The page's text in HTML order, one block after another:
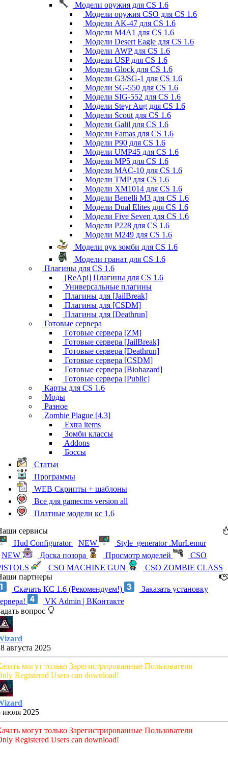
Модели оружия для CS 1.6
Модели оружия CSO для CS 1.6
Модели AK-47 для CS 1.6
Модели M4A1 для CS 1.6
Модели Desert Eagle для CS 1.6
Модели AWP для CS 1.6
Модели USP для CS 1.6
Модели Glock для CS 1.6
Модели G3/SG-1 для CS 1.6
Модели SG-550 для CS 1.6
Модели SIG-552 для CS 1.6
Модели Steyr Aug для CS 1.6
Модели Scout для CS 1.6
Модели Galil для CS 1.6
Модели Famas для CS 1.6
Модели P90 для CS 1.6
Модели UMP45 для CS 1.6
Модели MP5 для CS 1.6
Модели MAC-10 для CS 1.6
Модели TMP для CS 1.6
Модели XM1014 для CS 1.6
Модели Benelli M3 для CS 1.6
Модели Dual Elites для CS 1.6
Модели Five Seven для CS 1.6
Модели P228 для CS 1.6
Модели M249 для CS 1.6
Модели рук зомби для CS 1.6
Модели гранат для CS 1.6
Плагины для CS 1.6
[ReApi] Плагины для CS 1.6
Универсальные плагины
Плагины для [JailBreak]
Плагины для [CSDM]
Плагины для [Deathrun]
Готовые сервера
Готовые сервера [ZM]
Готовые сервера [JailBreak]
Готовые сервера [Deathrun]
Готовые сервера [CSDM]
Готовые сервера [Biohazard]
Готовые сервера [Public]
Карты для CS 1.6
Моды
Разное
Zombie Plague [4.3]
Extra items
Зомби классы
Addons
Боссы
Статьи
Программы
WEB Скрипты + шаблоны
Все для gamecms version all
Платные модели кс 1.6
сервисы
Hud Configurator
NEW
Style_generator .MurLemur
NEW
Доска позора Просмотр моделей
CSO
CSO MACHINE GUN
CSO ZOMBIE CLASS
партнеры
Скачать КС 1.6 (Рекомендуем!)
Заказать установку
VK Admin | ВКонтакте
вопрос
августа 2025
могут только Зарегистрированные Пользователи
Registered Users can download!
июля 2025
могут только Зарегистрированные Пользователи
Registered Users can download!